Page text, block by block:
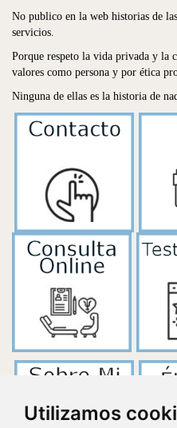
Utilizamos
No publico en la web historias de
servicios.
Porque respeto la vida privada y la
valores como persona y por ética
Ninguna de ellas es la historia de